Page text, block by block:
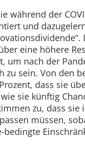
während der
und
eine höhere
um nach der
zu sein. Von den
dass sie
sie künftig
zu, dass sie
müssen,
bedingte